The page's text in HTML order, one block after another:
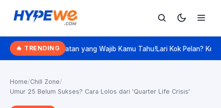
Hypewe.com - Curated Hype. Real Talk.
Cari artikel
🔥 TRENDING
yang Wajib Kamu Tahu!Lari Kok Pelan? Kenalan Sama
Home/Chill Zone/
Umur 25 Belum Sukses? Cara Lolos dari 'Quarter Life Crisis'